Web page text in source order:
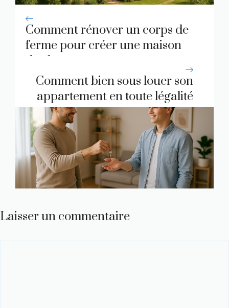
Comment rénover un corps de
ferme pour créer une maison
de charme
Comment bien sous louer son
appartement en toute légalité
Laisser un commentaire